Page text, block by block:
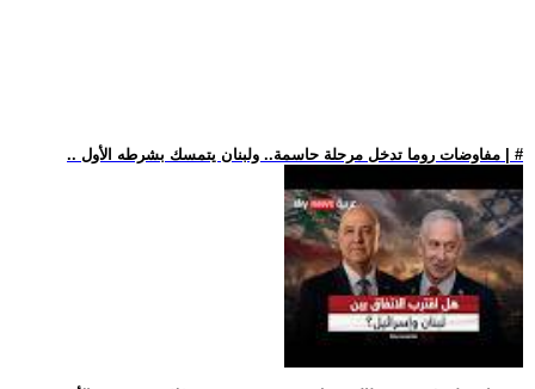
.. مفاوضات روما تدخل مرحلة حاسمة.. ولبنان يتمسك بشرطه الأول | #